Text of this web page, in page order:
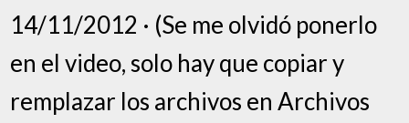
14/11/2012 · (Se me olvidó ponerlo
en el video, solo hay que copiar y
remplazar los archivos en Archivos